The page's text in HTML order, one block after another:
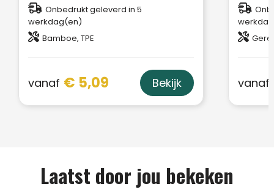
Onbedrukt geleverd in 5
werkdag(en)
Bamboe, TPE
vanaf € 5,09 Bekijk vanaf
Laatst door jou bekeken